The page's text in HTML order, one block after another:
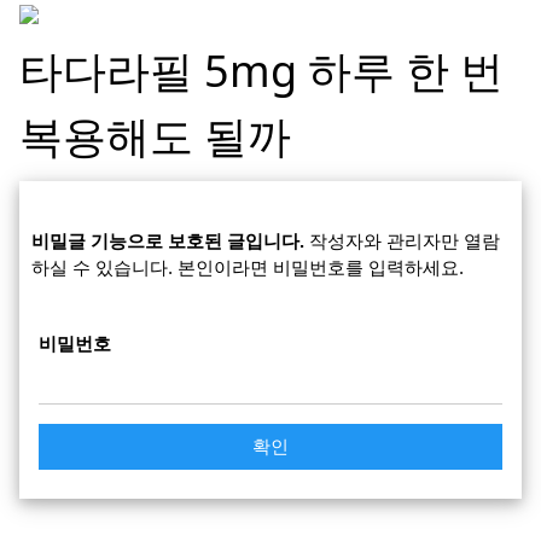
타다라필 5mg 하루 한 번
복용해도 될까
비밀글 기능으로 보호된 글입니다. 작성자와 관리자만 열람
하실 수 있습니다. 본인이라면 비밀번호를 입력하세요.
비밀번호